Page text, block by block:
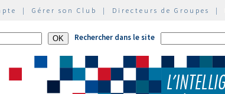
| Gérer son Club | Directeurs de Groupes |
Rechercher dans le site